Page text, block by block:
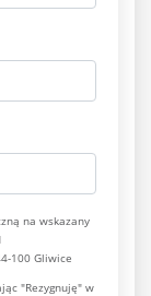
na wskazany
100 Gliwice
"Rezygnuję" w